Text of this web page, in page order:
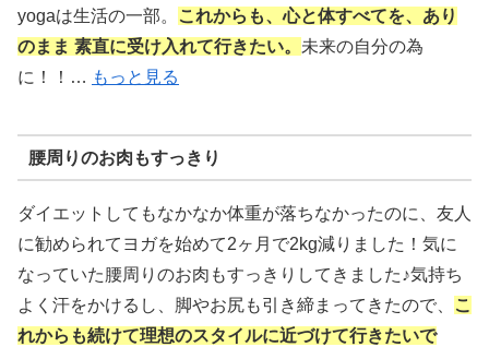
yogaは生活の一部。
これからも、心と体すべてを、あり
のまま 素直に受け入れて行きたい。 未来の自分の為
に！！… もっと見る
腰周りのお肉もすっきり
ダイエットしてもなかなか体重が落ちなかったのに、友人
に勧められてヨガを始めて2ヶ月で2kg減りました！気に
なっていた腰周りのお肉もすっきりしてきました♪気持ち
よく汗をかけるし、脚やお尻も引き締まってきたので、
こ
れからも続けて理想のスタイルに近づけて行きたいで